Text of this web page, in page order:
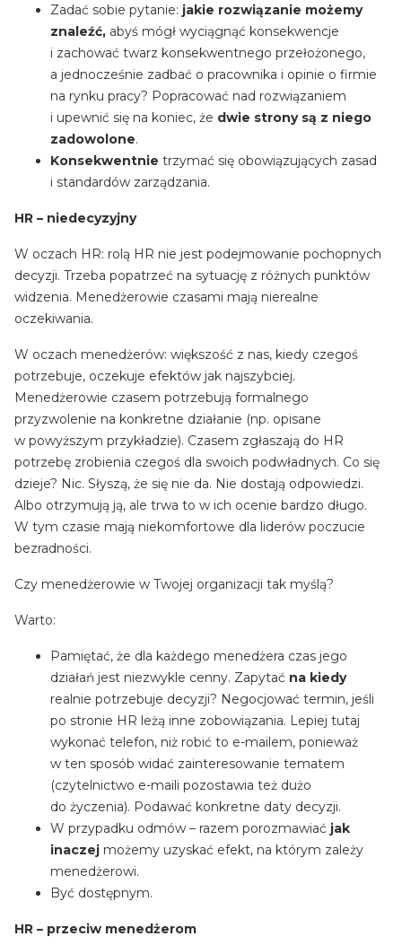
Zadać sobie pytanie: jakie rozwiązanie możemy
znaleźć, abyś mógł wyciągnąć konsekwencje
i zachować twarz konsekwentnego przełożonego,
a jednocześnie zadbać o pracownika i opinie o firmie
na rynku pracy? Popracować nad rozwiązaniem
i upewnić się na koniec, że dwie strony są z niego
zadowolone.
Konsekwentnie trzymać się obowiązujących zasad
i standardów zarządzania.
HR – niedecyzyjny
W oczach HR: rolą HR nie jest podejmowanie pochopnych
decyzji. Trzeba popatrzeć na sytuację z różnych punktów
widzenia. Menedżerowie czasami mają nierealne
oczekiwania.
W oczach menedżerów: większość z nas, kiedy czegoś
potrzebuje, oczekuje efektów jak najszybciej.
Menedżerowie czasem potrzebują formalnego
przyzwolenie na konkretne działanie (np. opisane
w powyższym przykładzie). Czasem zgłaszają do HR
potrzebę zrobienia czegoś dla swoich podwładnych. Co się
dzieje? Nic. Słyszą, że się nie da. Nie dostają odpowiedzi.
Albo otrzymują ją, ale trwa to w ich ocenie bardzo długo.
W tym czasie mają niekomfortowe dla liderów poczucie
bezradności.
Czy menedżerowie w Twojej organizacji tak myślą?
Warto:
Pamiętać, że dla każdego menedżera czas jego
działań jest niezwykle cenny. Zapytać na kiedy
realnie potrzebuje decyzji? Negocjować termin, jeśli
po stronie HR leżą inne zobowiązania. Lepiej tutaj
wykonać telefon, niż robić to e-mailem, ponieważ
w ten sposób widać zainteresowanie tematem
(czytelnictwo e-maili pozostawia też dużo
do życzenia). Podawać konkretne daty decyzji.
W przypadku odmów – razem porozmawiać jak
inaczej możemy uzyskać efekt, na którym zależy
menedżerowi.
Być dostępnym.
HR – przeciw menedżerom